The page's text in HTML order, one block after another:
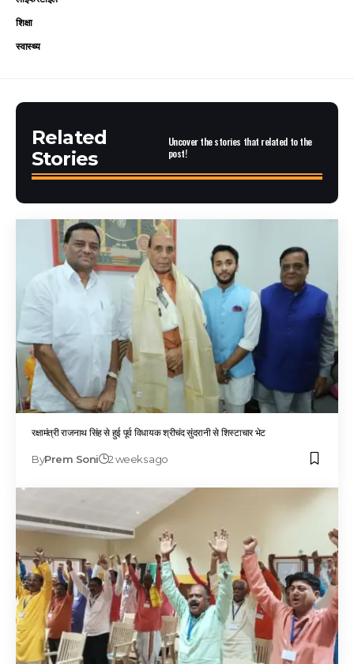
शिक्षा
स्वास्थ्य
Related
Stories
Uncover the stories that related to the
post!
रक्षामंत्री राजनाथ सिंह से हुई पूर्व विधायक श्रीचंद सुंदरानी से शिस्टाचार भेट
ByPrem Soni 2 weeks ago